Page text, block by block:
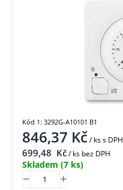
846,37 Kč/ kss DPH
699,48 Kč/ ks bez DPH
Skladem (7 ks)
Kód 1: 3292G-A10101 B1